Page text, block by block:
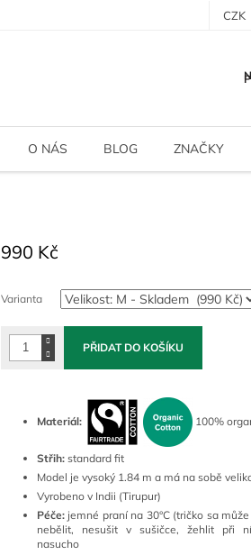
CZK
O NÁS BLOG ZNAČKY
990 Kč
cena:
Varianta
PŘIDAT DO KOŠÍKU
Materiál: 100%
Střih: standard fit
Model je vysoký 1.84 m a má na sobě
Vyrobeno v Indii (Tirupur)
Péče: jemné praní na 30°C (tričko sa
nebělit, nesušit v sušičce, žehlit při
nasucho